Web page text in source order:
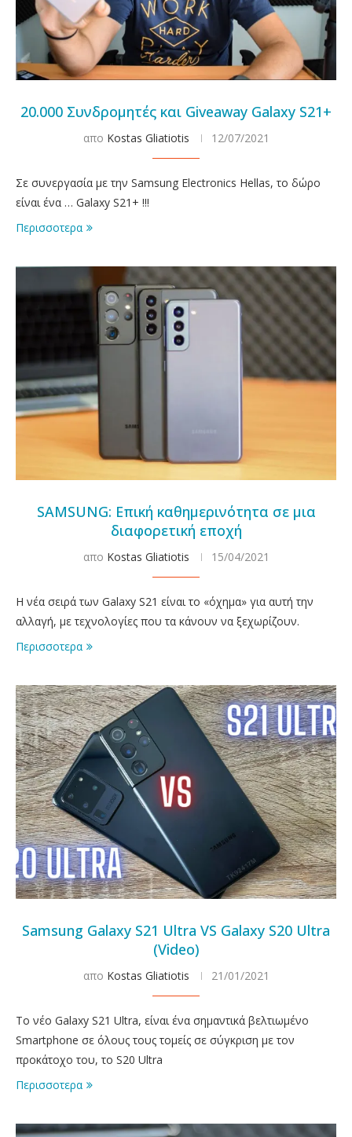
20.000 Συνδρομητές και Giveaway Galaxy S21+
απο Kostas Gliatiotis 12/07/2021
Σε συνεργασία με την Samsung Electronics Hellas, το δώρο
είναι ένα … Galaxy S21+ !!!
Περισσοτερα
SAMSUNG: Επική καθημερινότητα σε μια
διαφορετική εποχή
απο Kostas Gliatiotis 15/04/2021
Η νέα σειρά των Galaxy S21 είναι το «όχημα» για αυτή την
αλλαγή, με τεχνολογίες που τα κάνουν να ξεχωρίζουν.
Περισσοτερα
Samsung Galaxy S21 Ultra VS Galaxy S20 Ultra
(Video)
απο Kostas Gliatiotis 21/01/2021
Το νέο Galaxy S21 Ultra, είναι ένα σημαντικά βελτιωμένο
Smartphone σε όλους τους τομείς σε σύγκριση με τον
προκάτοχο του, το S20 Ultra
Περισσοτερα